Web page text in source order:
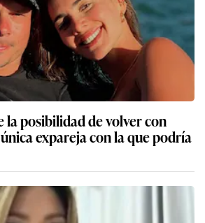
posibilidad de volver con
expareja con la que podría